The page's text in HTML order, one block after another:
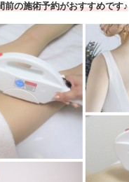
前の施術予約がおすすめです♪